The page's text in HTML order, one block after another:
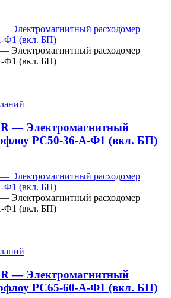
— Электромагнитный
РС50-36-А-Ф1 (вкл. БП)
— Электромагнитный
РС65-60-А-Ф1 (вкл. БП)